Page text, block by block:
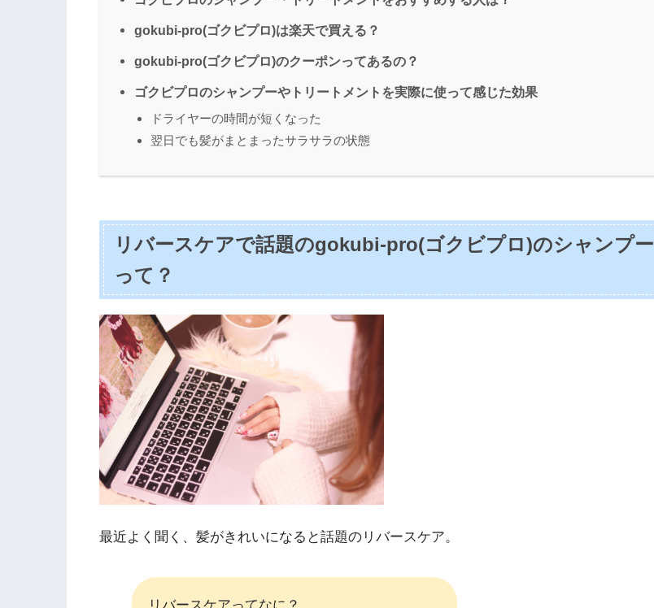
gokubi-pro(ゴクビプロ)は楽天で買える？
gokubi-pro(ゴクビプロ)のクーポンってあるの？
ゴクビプロのシャンプーやトリートメントを実際に使って感じた効果
ドライヤーの時間が短くなった
翌日でも髪がまとまったサラサラの状態
リバースケアで話題のgokubi-pro(ゴクビプロ)のシャンプー
って？
最近よく聞く、髪がきれいになると話題のリバースケア。
リバースケアってなに？